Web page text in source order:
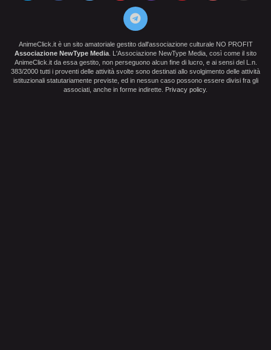
AnimeClick.it è un sito amatoriale gestito dall'associazione culturale NO PROFIT
Associazione NewType Media . L'Associazione NewType Media, così come il sito
AnimeClick.it da essa gestito, non perseguono alcun fine di lucro, e ai sensi del L.n.
383/2000 tutti i proventi delle attività svolte sono destinati allo svolgimento delle attività
istituzionali statutariamente previste, ed in nessun caso possono essere divisi fra gli
associati, anche in forme indirette. Privacy policy.